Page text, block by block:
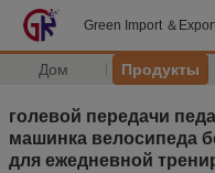
Green Import ＆
Дом Продукты
голевой передачи
машинка велосипеда
для ежедневной